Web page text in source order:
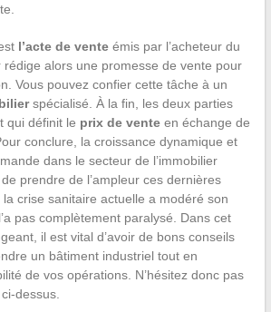
l’acte de venteémis par l’acheteur du
rédige alors une promesse de vente pour
Vous pouvez confier cette tâche à un
spécialisé. À la fin, les deux parties
qui définit le prix de venteen échange de
conclure, la croissance dynamique et
dans le secteur de l’immobilier
prendre de l’ampleur ces dernières
la crise sanitaire actuelle a modéré son
pas complètement paralysé. Dans cet
il est vital d’avoir de bons conseils
un bâtiment industriel tout en
de vos opérations. N’hésitez donc pas
dessus.